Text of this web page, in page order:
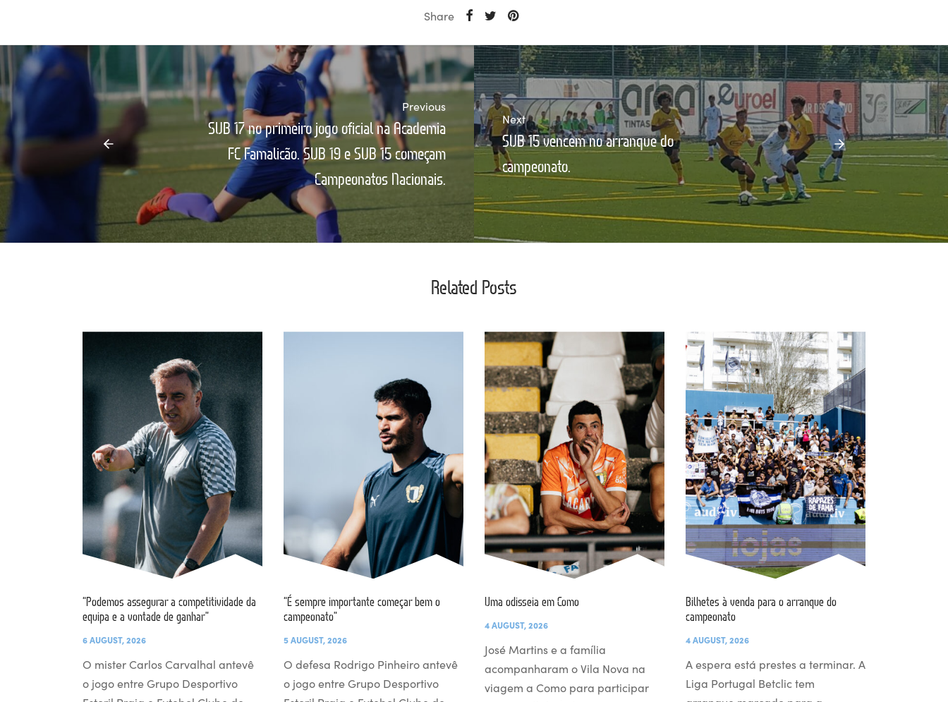
Share
Previous
SUB 17 no primeiro jogo oficial na Academia
FC Famalicão. SUB 19 e SUB 15 começam
Campeonatos Nacionais.
Next
SUB 15 vencem no arranque do
campeonato.
Related Posts
“Podemos assegurar a competitividade da
equipa e a vontade de ganhar”
6 AUGUST, 2026
O mister Carlos Carvalhal antevê
o jogo entre Grupo Desportivo
“É sempre importante começar bem o
campeonato”
5 AUGUST, 2026
O defesa Rodrigo Pinheiro antevê
o jogo entre Grupo Desportivo
Uma odisseia em Como
4 AUGUST, 2026
José Martins e a família
acompanharam o Vila Nova na
viagem a Como para participar
Bilhetes à venda para o arranque do
campeonato
4 AUGUST, 2026
A espera está prestes a terminar. A
Liga Portugal Betclic tem